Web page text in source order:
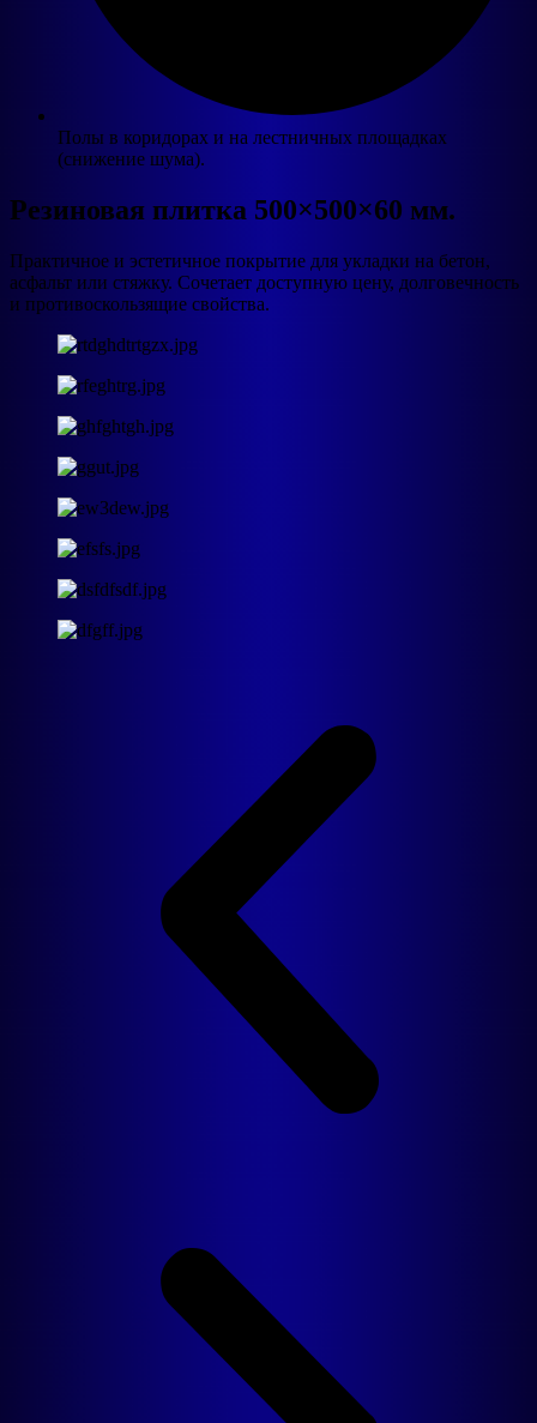
Полы в коридорах и на лестничных площадках
(снижение шума).
Резиновая плитка 500×500×60 мм.
Практичное и эстетичное покрытие для укладки на бетон,
асфальт или стяжку. Сочетает доступную цену, долговечность
и противоскользящие свойства.